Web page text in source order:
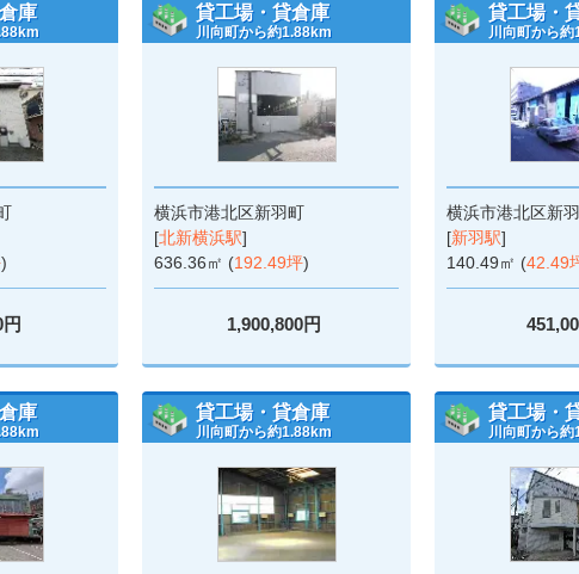
庫
)
貸工場・貸倉庫
川向町から約1.88km
横浜市港北区新羽町
[北新横浜駅]
636.36㎡ (192.49坪)
1,900,800円
貸工場・
川向町から
横浜市港北区新
[新羽駅]
140.49㎡ (42.49
庫 貸工場・貸倉庫
川向町から約1.88km
貸工場・
川向町から